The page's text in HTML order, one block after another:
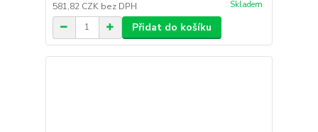
581,82 CZK bez DPH Skladem
Přidat do košíku